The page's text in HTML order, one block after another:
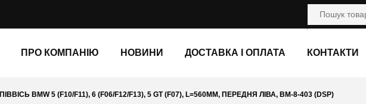
ПРО КОМПАНІЮ НОВИНИ ДОСТАВКА І ОПЛАТА КОНТАКТИ
ПІВВІСЬ BMW 5 (F10/F11), 6 (F06/F12/F13), 5 GT (F07), L=560ММ, ПЕРЕДНЯ ЛІВА, BM-8-403 (DSP)